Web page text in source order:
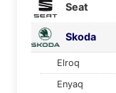
Seat
Skoda
Elroq
Enyaq